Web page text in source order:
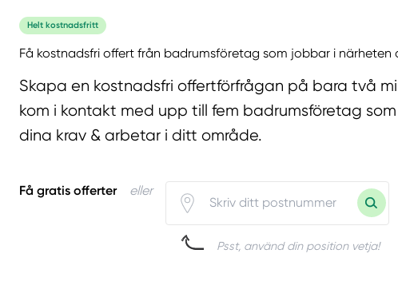
Helt kostnadsfritt
Få kostnadsfri offert från badrumsföretag som jobbar i närheten
Skapa en kostnadsfri offertförfrågan på bara två
kom i kontakt med upp till fem badrumsföretag
dina krav & arbetar i ditt område.
Få gratis offerter eller
Psst, använd din position vetja!